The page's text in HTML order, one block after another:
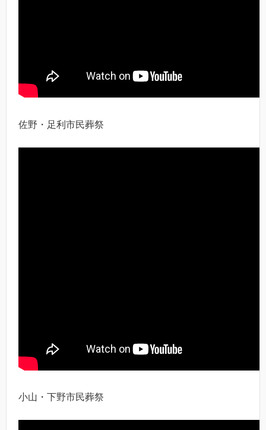
佐野・足利市民葬祭
小山・下野市民葬祭